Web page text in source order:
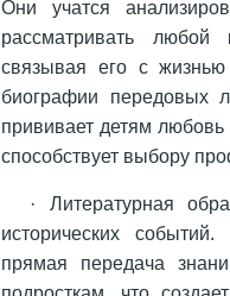
Они учатся
рассматривать любой
связывая его с
биографии передовых
прививает детям любовь
способствует выбору
· Литературная
исторических
прямая передача